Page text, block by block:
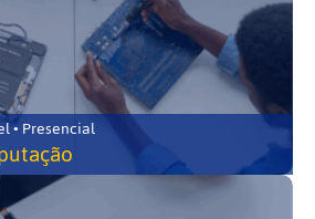
• Presencial